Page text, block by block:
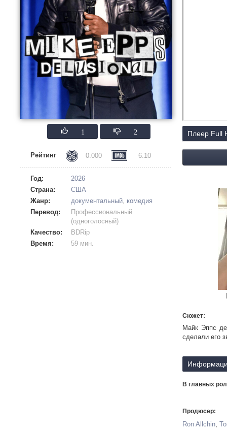
1 2
Рейтинг 0.000 6.10
Год:
2026
Страна:
США
Жанр:
документальный, комедия
Перевод:
Профессиональный
(одноголосный)
Качество:
BDRip
Время:
59 мин.
Плеер Full
Сюжет:
Майк Эппс
сделали его
В главных
Продюсер:
Ron Allchin,